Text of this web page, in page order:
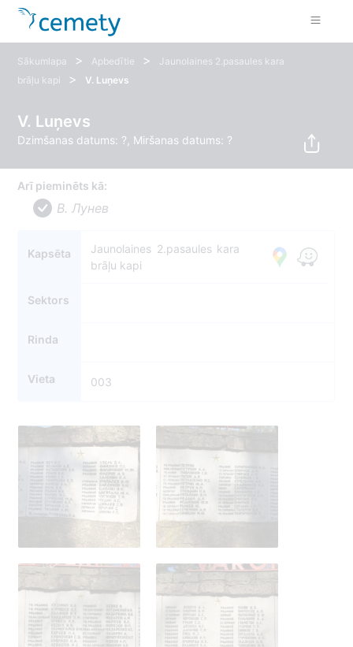
Sākumlapa > Apbedītie >
Jaunolaines 2.pasaules kara
brāļu kapi
> V. Luņevs
V. Luņevs
Dzimšanas datums: ?, Miršanas datums: ?
Arī pieminēts kā:
В. Лунев
Kapsēta
Jaunolaines 2.pasaules kara
brāļu kapi
Sektors
Rinda
Vieta 003